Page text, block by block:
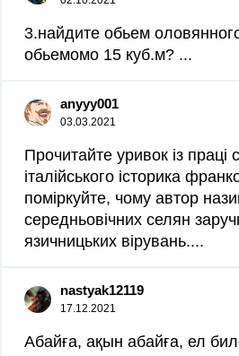
3.найдите обьем
обьемомо 15 куб.м? ​...
anyyy001
03.03.2021
Прочитайте уривок із праці
італійського історика
поміркуйте, чому автор
середньовічних селян
язичницьких вірувань....
nastyak12119
17.12.2021
Абайға, ақын абайға, ел